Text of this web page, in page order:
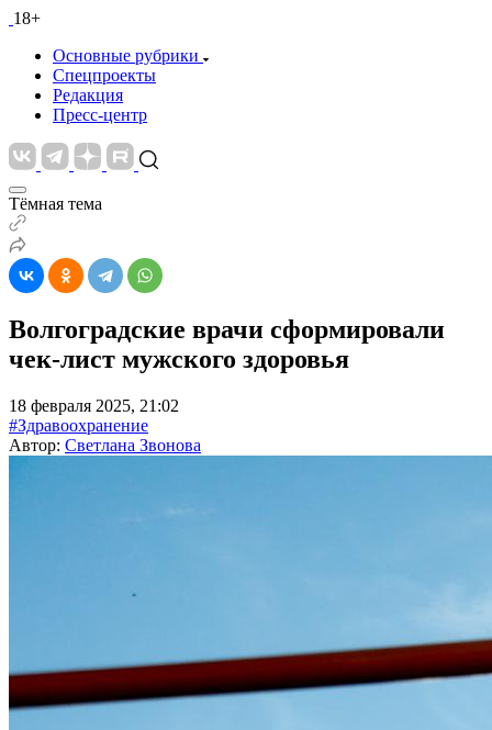
18+
Основные рубрики
Спецпроекты
Редакция
Пресс-центр
Тёмная тема
Волгоградские врачи сформировали
чек-лист мужского здоровья
18 февраля 2025, 21:02
#Здравоохранение
Автор: Светлана Звонова